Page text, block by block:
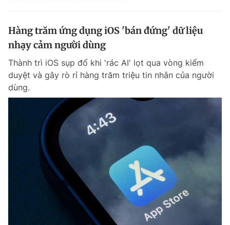
Hàng trăm ứng dụng iOS 'bán đứng' dữ liệu
nhạy cảm người dùng
Thành trì iOS sụp đổ khi 'rác AI' lọt qua vòng kiểm
duyệt và gây rò rỉ hàng trăm triệu tin nhắn của người
dùng.